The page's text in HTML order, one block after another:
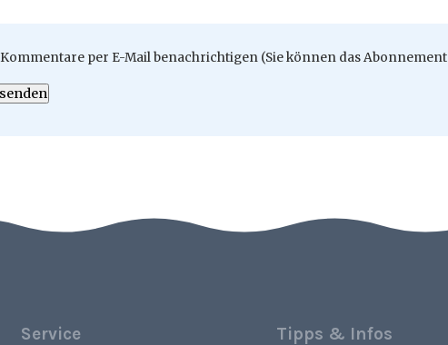
per E-Mail benachrichtigen (Sie können das
Service Tipps & Infos